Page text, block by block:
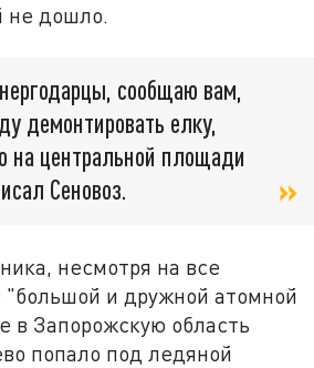
не дошло.
сообщаю вам,
демонтировать елку,
на центральной площади
Сеновоз.
несмотря на все
"большой и дружной атомной
в Запорожскую область
попало под ледяной